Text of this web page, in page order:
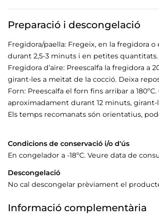
Preparació i descongelació
Fregidora/paella: Fregeix, en la fregidora
durant 2,5-3 minuts i en petites quantitats.
Fregidora d’aire: Preescalfa la fregidora a
girant-les a meitat de la cocció. Deixa
Forn: Preescalfa el forn fins arribar a
aproximadament durant 12 minuts, girant-
Els temps recomanats són orientatius,
Condicions de conservació i/o d'ús
En congelador a -18ºC. Veure data de
Descongelació
No cal descongelar prèviament el
Informació complementària